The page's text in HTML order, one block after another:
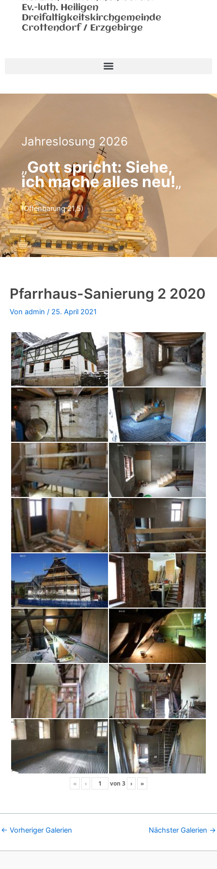
Ev.-luth. Heiligen
Dreifaltigkeitskirchgemeinde
Crottendorf / Erzgebirge
Jahreslosung 2026
„Gott spricht: Siehe,
ich mache alles neu!„
(Offenbarung 21,5)
Pfarrhaus-Sanierung 2 2020
Von admin / 25. April 2021
« ‹ von 3 › »
← Vorheriger Galerien Nächster Galerien →